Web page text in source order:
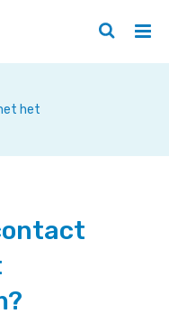
/
Zoeken
/
het